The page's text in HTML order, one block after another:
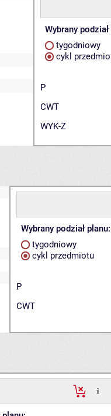
Wybrany
tygodniowy
cykl
P
CWT
WYK-Z
Wybrany podział planu:
tygodniowy
cykl przedmiotu
P
CWT